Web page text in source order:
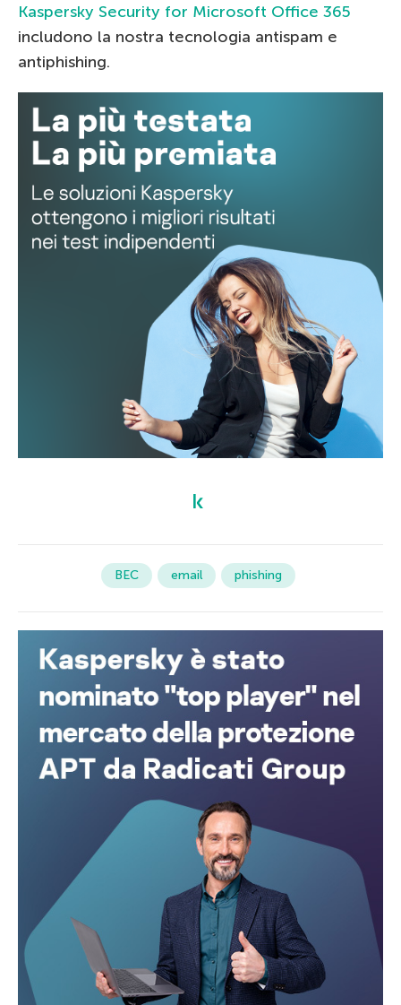
Kaspersky Security for Microsoft Office 365
includono la nostra tecnologia antispam e
antiphishing.
BEC email phishing